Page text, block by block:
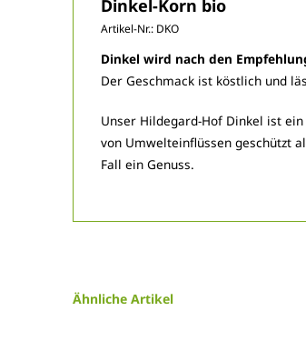
Dinkel-Korn bio
Artikel-Nr.: DKO
Dinkel wird nach den
Der Geschmack ist köstlich und
Unser Hildegard-Hof Dinkel ist
von Umwelteinflüssen geschützt
Fall ein Genuss.
Ähnliche Artikel